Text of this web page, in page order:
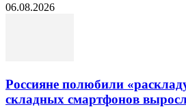
06.08.2026
Россияне полюбили
складных смартфонов